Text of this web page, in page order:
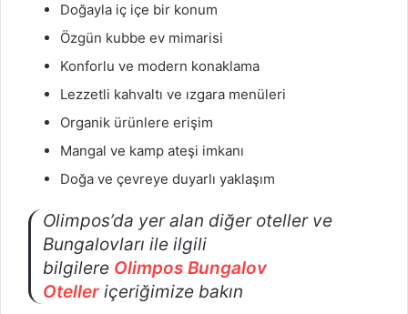
Doğayla iç içe bir konum
Özgün kubbe ev mimarisi
Konforlu ve modern konaklama
Lezzetli kahvaltı ve ızgara menüleri
Organik ürünlere erişim
Mangal ve kamp ateşi imkanı
Doğa ve çevreye duyarlı yaklaşım
Olimpos’da yer alan diğer oteller ve
Bungalovları ile ilgili
bilgilere OlimposBungalov
Oteller içeriğimize bakın